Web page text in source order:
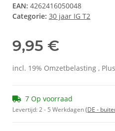
EAN: 4262416050048
Categorie: 30 jaar IG T2
9,95 €
incl. 19% Omzetbelasting , Plus
7 Op voorraad
Levertijd:2 - 5 Werkdagen(DE -